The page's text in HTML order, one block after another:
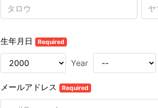
生年月日 Required
Year
メールアドレス Required